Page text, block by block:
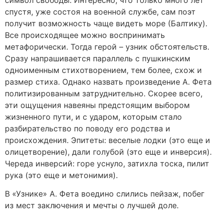
спустя, уже состоя на военной службе, сам поэт
получит возможность чаще видеть море (Балтику).
Все происходящее можно воспринимать
метафорически. Тогда герой – узник обстоятельств.
Сразу напрашивается параллель с пушкинским
одноименным стихотворением, тем более, схож и
размер стиха. Однако назвать произведение А. Фета
политизированным затруднительно. Скорее всего,
эти ощущения навеяны предстоящим выбором
жизненного пути, и с ударом, которым стало
разбирательство по поводу его родства и
происхождения. Эпитеты: веселые лодки (это еще и
олицетворение), дали голубой (это еще и инверсия).
Череда инверсий: горе уснуло, затихла тоска, пилит
рука (это еще и метонимия).
В «Узнике» А. Фета воедино слились пейзаж, побег
из мест заключения и мечты о лучшей доле.